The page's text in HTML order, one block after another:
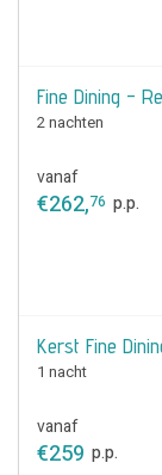
Fine Dining -
2 nachten
vanaf
€262,76 p.p.
Kerst Fine
1 nacht
vanaf
€259 p.p.